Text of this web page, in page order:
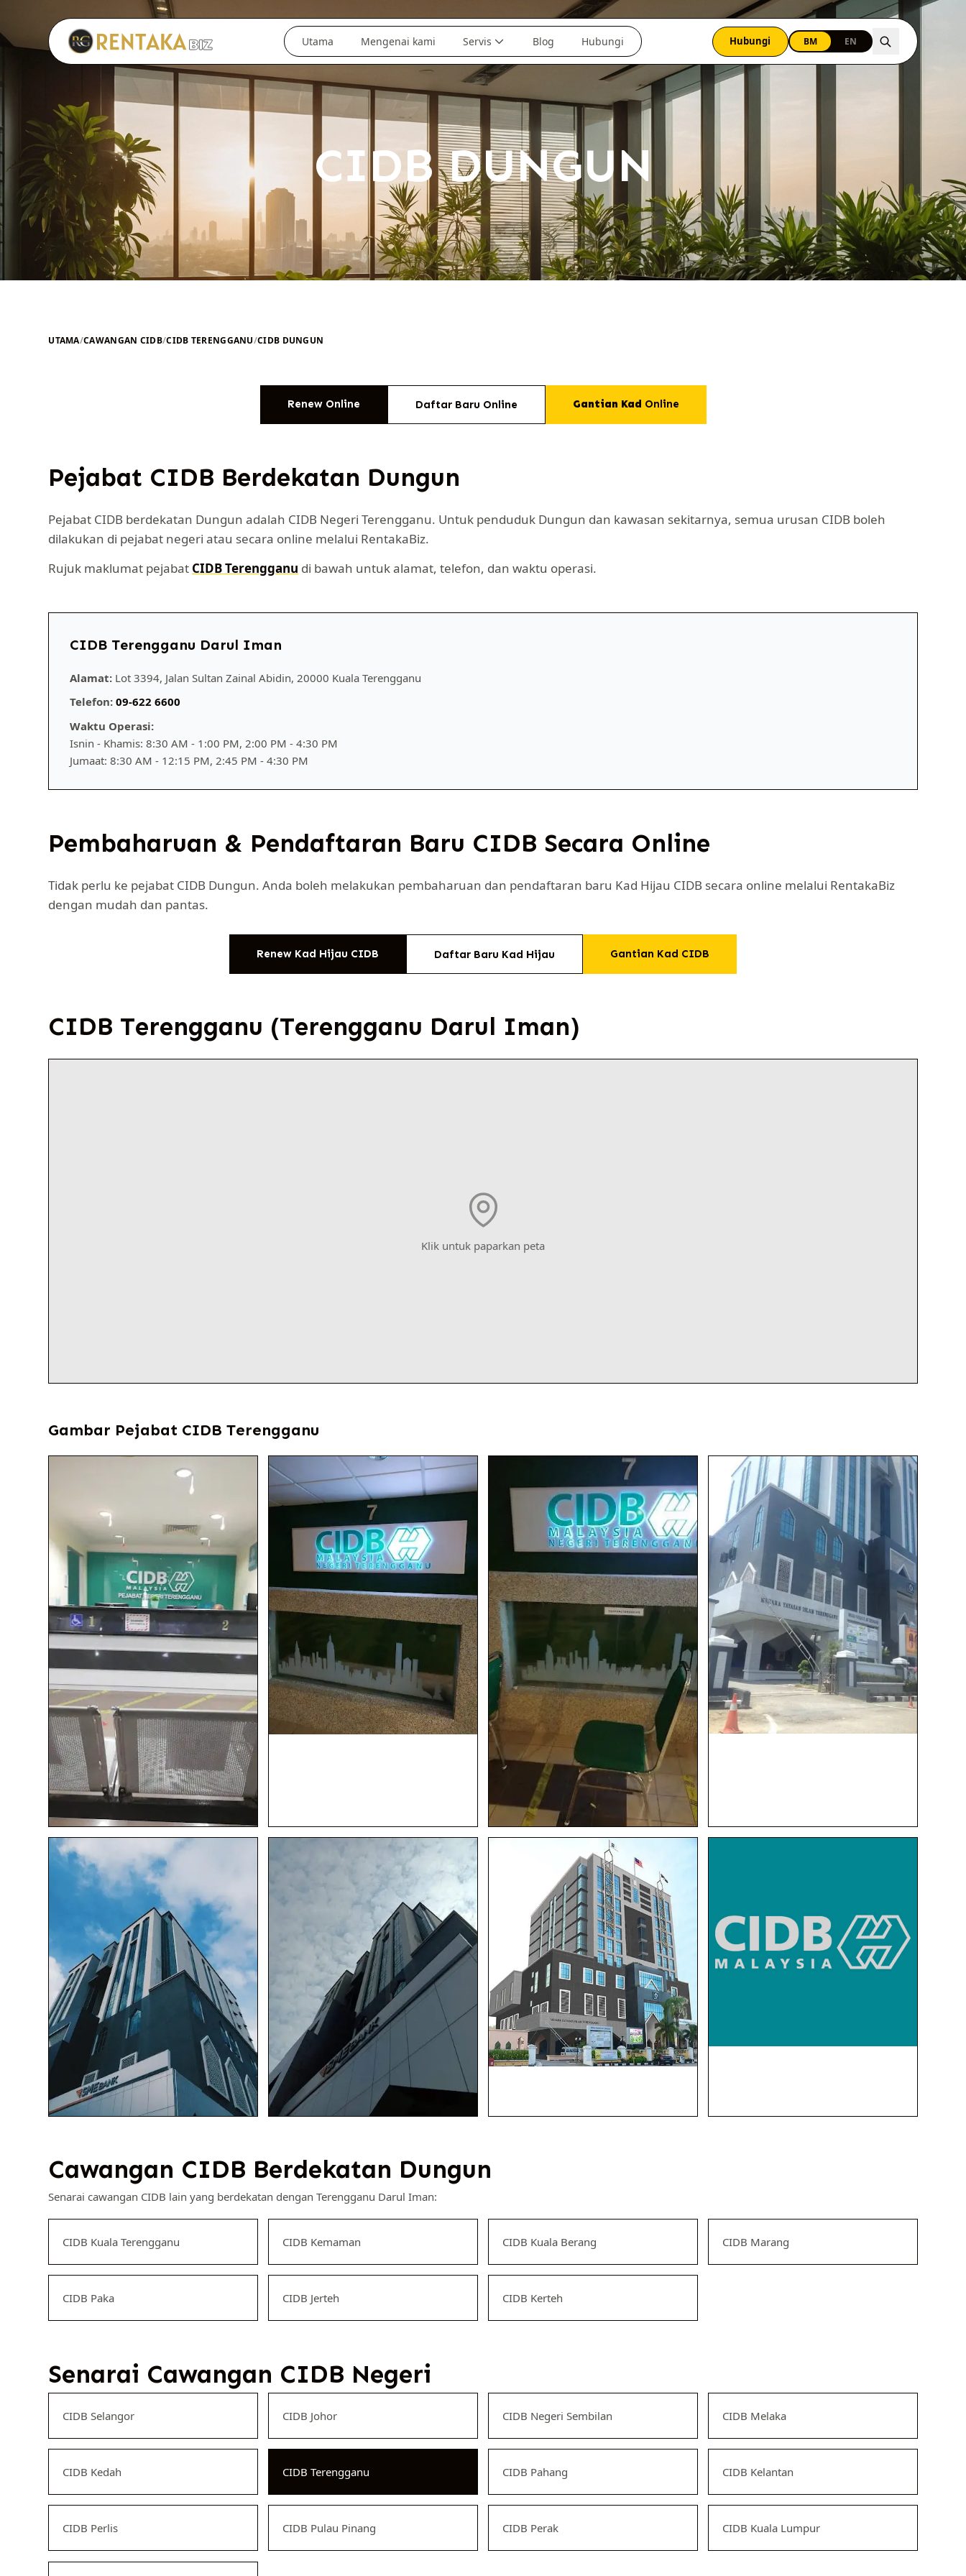
Langkau ke kandungan utama
Utama Mengenai kami Servis Blog Hubungi Hubungi BM EN
CIDB DUNGUN
UTAMA/CAWANGAN CIDB/CIDB TERENGGANU/CIDB DUNGUN
Renew Online Daftar Baru Online Gantian Kad Online
Pejabat CIDB Berdekatan Dungun
Pejabat CIDB berdekatan Dungun adalah CIDB Negeri Terengganu. Untuk penduduk Dungun dan kawasan sekitarnya, semua urusan CIDB boleh
dilakukan di pejabat negeri atau secara online melalui RentakaBiz.
Rujuk maklumat pejabat CIDB Terengganu di bawah untuk alamat, telefon, dan waktu operasi.
CIDB Terengganu Darul Iman
Alamat:Lot 3394, Jalan Sultan Zainal Abidin, 20000 Kuala Terengganu
Telefon: 09-622 6600
Waktu Operasi:
Isnin - Khamis: 8:30 AM - 1:00 PM, 2:00 PM - 4:30 PM
Jumaat: 8:30 AM - 12:15 PM, 2:45 PM - 4:30 PM
Pembaharuan & Pendaftaran Baru CIDB Secara Online
Tidak perlu ke pejabat CIDB Dungun. Anda boleh melakukan pembaharuan dan pendaftaran baru Kad Hijau CIDB secara online melalui RentakaBiz
dengan mudah dan pantas.
Renew Kad Hijau CIDB Daftar Baru Kad Hijau Gantian Kad CIDB
CIDB Terengganu (Terengganu Darul Iman)
Klik untuk paparkan peta
Gambar Pejabat CIDB Terengganu
Cawangan CIDB Berdekatan Dungun
Senarai cawangan CIDB lain yang berdekatan dengan Terengganu Darul Iman:
CIDB Kuala Terengganu CIDB Kemaman CIDB Kuala Berang CIDB Marang
CIDB Paka CIDB Jerteh CIDB Kerteh
Senarai Cawangan CIDB Negeri
CIDB Selangor CIDB Johor CIDB Negeri Sembilan CIDB Melaka
CIDB Kedah CIDB Terengganu CIDB Pahang CIDB Kelantan
CIDB Perlis CIDB Pulau Pinang CIDB Perak CIDB Kuala Lumpur